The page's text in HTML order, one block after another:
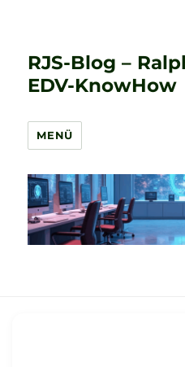
RJS-Blog –
EDV-KnowHow
MENÜ